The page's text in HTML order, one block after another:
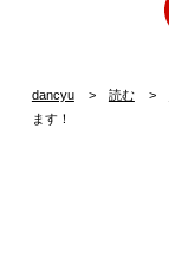
dancyu 読む
ます！